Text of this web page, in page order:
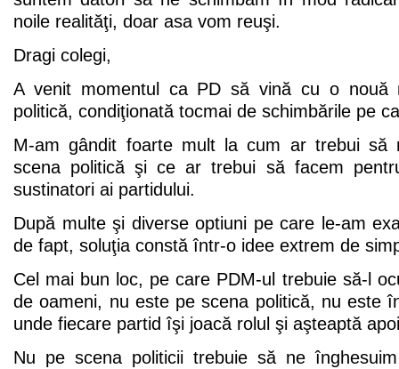
noile realităţi, doar asa vom reuşi.
Dragi colegi,
A venit momentul ca PD să vină cu o nouă
politică, condiţionată tocmai de schimbările pe
M-am gândit foarte mult la cum ar trebui să
scena politică şi ce ar trebui să facem
sustinatori ai partidului.
După multe şi diverse optiuni pe care le-am
de fapt, soluţia constă într-o idee extrem de
Cel mai bun loc, pe care PDM-ul trebuie să-l
de oameni, nu este pe scena politică, nu este
unde fiecare partid îşi joacă rolul şi aşteaptă
Nu pe scena politicii trebuie să ne